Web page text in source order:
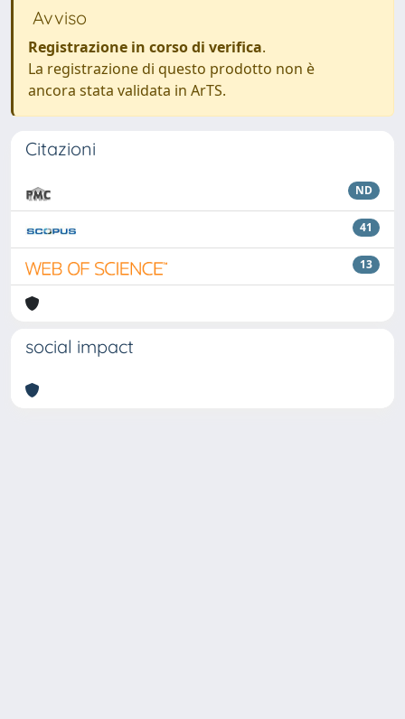
Avviso
Registrazione in corso di verifica.
La registrazione di questo prodotto non è
ancora stata validata in ArTS.
Citazioni
ND
41
13
social impact